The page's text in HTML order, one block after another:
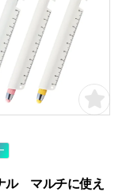
ル マルチに使え